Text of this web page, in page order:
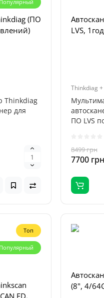
Популярный
(ПО
Thinkdiag
для
LVS,
Thinkdiag +
ПО LVS
8499 грн
7700 грн
Топ
Популярный
FD,
(8", 4/